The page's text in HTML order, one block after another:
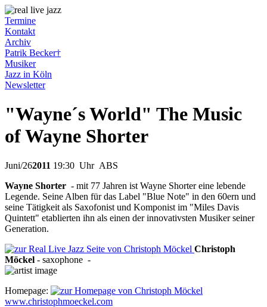
Termine
Kontakt
Archiv
Patrik Becker†
Musiker
Jazz in Köln
Newsletter
"Wayne´s World" The Music
of Wayne Shorter
Juni/262011 19:30 Uhr ABS
Wayne Shorter - mit 77 Jahren ist Wayne Shorter eine lebende
Legende. Seine Alben für das Label "Blue Note" in den 60ern und
seine Tätigkeit als Saxofonist und Komponist im "Miles Davis
Quintett" etablierten ihn als einen der innovativsten Musiker seiner
Generation.
Christoph
Möckel - saxophone -
Homepage:
www.christophmoeckel.com